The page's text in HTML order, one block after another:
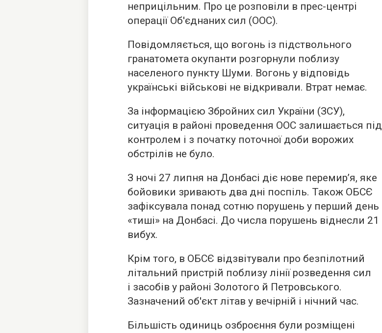
неприцільним. Про це розповіли в прес-центрі
операції Об'єднаних сил (ООС).
Повідомляється, що вогонь із підствольного
гранатомета окупанти розгорнули поблизу
населеного пункту Шуми. Вогонь у відповідь
українські військові не відкривали. Втрат немає.
За інформацією Збройних сил України (ЗСУ),
ситуація в районі проведення ООС залишається під
контролем і з початку поточної доби ворожих
обстрілів не було.
З ночі 27 липня на Донбасі діє нове перемир’я, яке
бойовики зривають два дні поспіль. Також ОБСЄ
зафіксувала понад сотню порушень у перший день
«тиші» на Донбасі. До числа порушень віднесли 21
вибух.
Крім того, в ОБСЄ відзвітували про безпілотний
літальний пристрій поблизу лінії розведення сил
і засобів у районі Золотого й Петровського.
Зазначений об'єкт літав у вечірній і нічний час.
Більшість одиниць озброєння були розміщені